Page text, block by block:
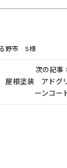
野市 S様
次の記事
屋根塗装 アドグ
ーンコー